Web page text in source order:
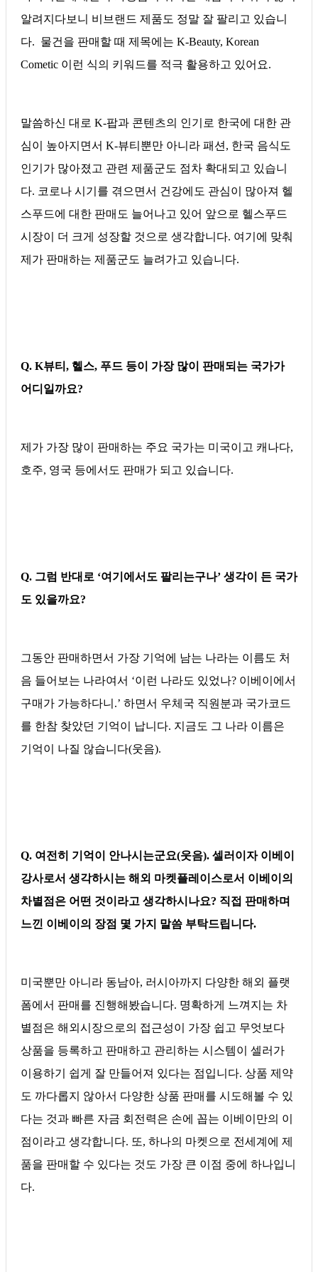
알려지다보니 비브랜드 제품도 정말 잘 팔리고 있습니
다. 물건을 판매할 때 제목에는 K-Beauty, Korean
Cometic 이런 식의 키워드를 적극 활용하고 있어요.
말씀하신 대로 K-팝과 콘텐츠의 인기로 한국에 대한 관
심이 높아지면서 K-뷰티뿐만 아니라 패션, 한국 음식도
인기가 많아졌고 관련 제품군도 점차 확대되고 있습니
다. 코로나 시기를 겪으면서 건강에도 관심이 많아져 헬
스푸드에 대한 판매도 늘어나고 있어 앞으로 헬스푸드
시장이 더 크게 성장할 것으로 생각합니다. 여기에 맞춰
제가 판매하는 제품군도 늘려가고 있습니다.
Q. K뷰티, 헬스, 푸드 등이 가장 많이 판매되는 국가가
어디일까요?
제가 가장 많이 판매하는 주요 국가는 미국이고 캐나다,
호주, 영국 등에서도 판매가 되고 있습니다.
Q. 그럼 반대로 ‘여기에서도 팔리는구나’ 생각이 든 국가
도 있을까요?
그동안 판매하면서 가장 기억에 남는 나라는 이름도 처
음 들어보는 나라여서 ‘이런 나라도 있었나? 이베이에서
구매가 가능하다니.’ 하면서 우체국 직원분과 국가코드
를 한참 찾았던 기억이 납니다. 지금도 그 나라 이름은
기억이 나질 않습니다(웃음).
Q. 여전히 기억이 안나시는군요(웃음). 셀러이자 이베이
강사로서 생각하시는 해외 마켓플레이스로서 이베이의
차별점은 어떤 것이라고 생각하시나요? 직접 판매하며
느낀 이베이의 장점 몇 가지 말씀 부탁드립니다.
미국뿐만 아니라 동남아, 러시아까지 다양한 해외 플랫
폼에서 판매를 진행해봤습니다. 명확하게 느껴지는 차
별점은 해외시장으로의 접근성이 가장 쉽고 무엇보다
상품을 등록하고 판매하고 관리하는 시스템이 셀러가
이용하기 쉽게 잘 만들어져 있다는 점입니다. 상품 제약
도 까다롭지 않아서 다양한 상품 판매를 시도해볼 수 있
다는 것과 빠른 자금 회전력은 손에 꼽는 이베이만의 이
점이라고 생각합니다. 또, 하나의 마켓으로 전세계에 제
품을 판매할 수 있다는 것도 가장 큰 이점 중에 하나입니
다.